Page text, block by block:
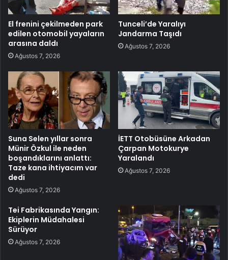
El frenini çekilmeden park
edilen otomobil yayaların
arasına daldı
Ağustos 7, 2026
Tunceli’de Yaralıyı
Jandarma Taşıdı
Ağustos 7, 2026
Suna Selen yıllar sonra
Münir Özkul ile neden
boşandıklarını anlattı:
Taze kana ihtiyacım var
dedi
Ağustos 7, 2026
İETT Otobüsüne Arkadan
Çarpan Motokurye
Yaralandı
Ağustos 7, 2026
Tei Fabrikasında Yangın:
Ekiplerin Müdahalesi
Sürüyor
Ağustos 7, 2026